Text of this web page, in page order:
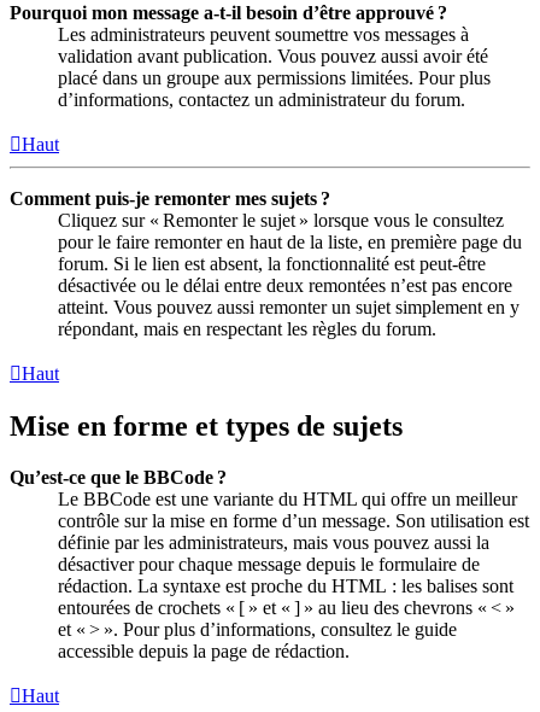
Pourquoi mon message a-t-il besoin d’être approuvé ?
Les administrateurs peuvent soumettre vos messages à
validation avant publication. Vous pouvez aussi avoir été
placé dans un groupe aux permissions limitées. Pour plus
d’informations, contactez un administrateur du forum.
Haut
Comment puis-je remonter mes sujets ?
Cliquez sur « Remonter le sujet » lorsque vous le consultez
pour le faire remonter en haut de la liste, en première page du
forum. Si le lien est absent, la fonctionnalité est peut-être
désactivée ou le délai entre deux remontées n’est pas encore
atteint. Vous pouvez aussi remonter un sujet simplement en y
répondant, mais en respectant les règles du forum.
Haut
Mise en forme et types de sujets
Qu’est-ce que le BBCode ?
Le BBCode est une variante du HTML qui offre un meilleur
contrôle sur la mise en forme d’un message. Son utilisation est
définie par les administrateurs, mais vous pouvez aussi la
désactiver pour chaque message depuis le formulaire de
rédaction. La syntaxe est proche du HTML : les balises sont
entourées de crochets « [ » et « ] » au lieu des chevrons « < »
et « > ». Pour plus d’informations, consultez le guide
accessible depuis la page de rédaction.
Haut